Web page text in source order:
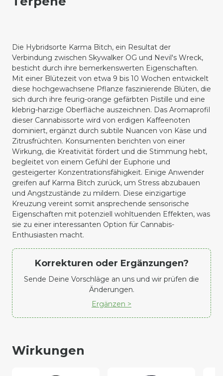
Die Hybridsorte Karma Bitch, ein Resultat der
Verbindung zwischen Skywalker OG und Nevil's Wreck,
besticht durch ihre bemerkenswerten Eigenschaften.
Mit einer Blütezeit von etwa 9 bis 10 Wochen entwickelt
diese hochgewachsene Pflanze faszinierende Blüten, die
sich durch ihre feurig-orange gefärbten Pistille und eine
klebrig-harzige Oberfläche auszeichnen. Das Aromaprofil
dieser Cannabissorte wird von erdigen Kaffeenoten
dominiert, ergänzt durch subtile Nuancen von Käse und
Zitrusfrüchten. Konsumenten berichten von einer
Wirkung, die Kreativität fördert und die Stimmung hebt,
begleitet von einem Gefühl der Euphorie und
gesteigerter Konzentrationsfähigkeit. Einige Anwender
greifen auf Karma Bitch zurück, um Stress abzubauen
und Angstzustände zu mildern. Diese einzigartige
Kreuzung vereint somit ansprechende sensorische
Eigenschaften mit potenziell wohltuenden Effekten, was
sie zu einer interessanten Option für Cannabis-
Enthusiasten macht.
Korrekturen oder Ergänzungen?
Sende Deine Vorschläge an uns und wir prüfen die
Änderungen.
Ergänzen >
Wirkungen